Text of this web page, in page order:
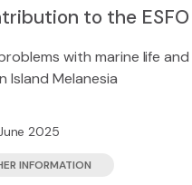
to the ESFO
with marine life and
Island Melanesia
2025
INFORMATION